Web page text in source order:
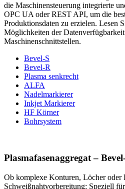
die Maschinensteuerung integrierte
OPC UA oder REST API, um die
Produktionsdaten zu erzielen. Lesen
Möglichkeiten der
Maschinenschnittstellen.
Bevel-S
Bevel-R
Plasma senkrecht
ALFA
Nadelmarkierer
Inkjet Markierer
HF Körner
Bohrsystem
Plasmafasenaggregat –
Ob komplexe Konturen, Löcher oder
Schweißnahtvorbereitung: Speziell